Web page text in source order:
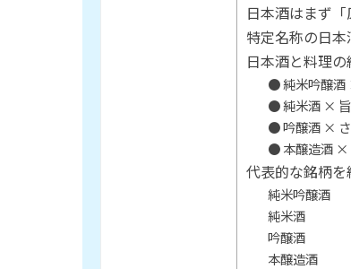
日本酒はまず
特定名称の日
日本酒と料理
● 純米吟醸酒
● 純米酒 × 旨
● 吟醸酒 ×
● 本醸造酒 ×
代表的な銘柄
純米吟醸酒
純米酒
吟醸酒
本醸造酒